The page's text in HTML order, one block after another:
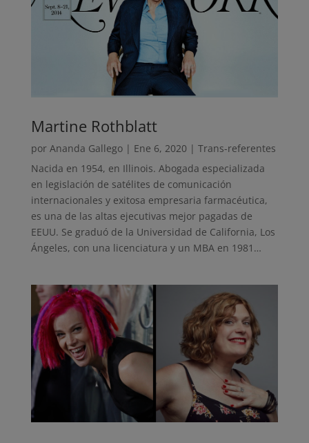
Martine Rothblatt
por Ananda Gallego| Ene 6, 2020 | Trans-referentes
Nacida en 1954, en Illinois. Abogada especializada
en legislación de satélites de comunicación
internacionales y exitosa empresaria farmacéutica,
es una de las altas ejecutivas mejor pagadas de
EEUU. Se graduó de la Universidad de California, Los
Ángeles, con una licenciatura y un MBA en 1981…